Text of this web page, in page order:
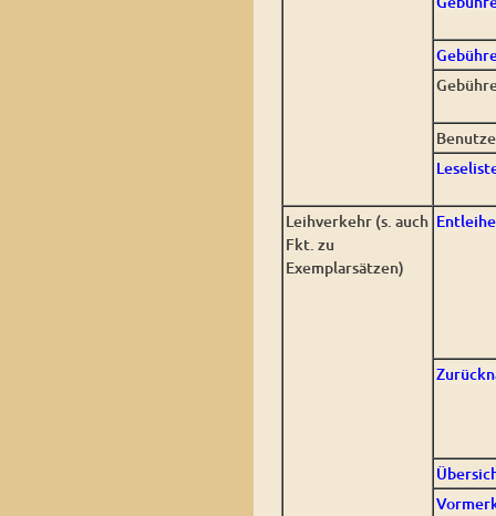
Leihverkehr (s. auch
Fkt. zu
Exemplarsätzen)